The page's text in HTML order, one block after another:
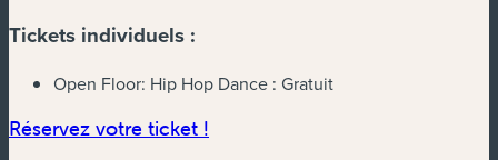
Tickets individuels :
Open Floor: Hip Hop Dance : Gratuit
Réservez votre ticket !